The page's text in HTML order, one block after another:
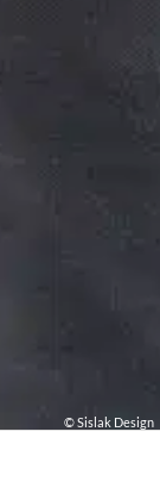
© Sislak Design